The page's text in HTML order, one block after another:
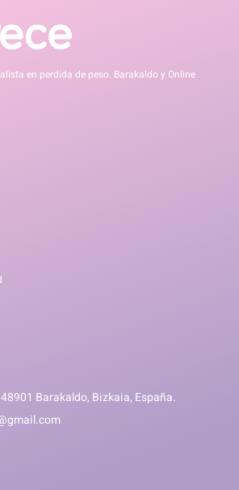
en perdida de peso. Barakaldo y Online
Barakaldo, Bizkaia, España.